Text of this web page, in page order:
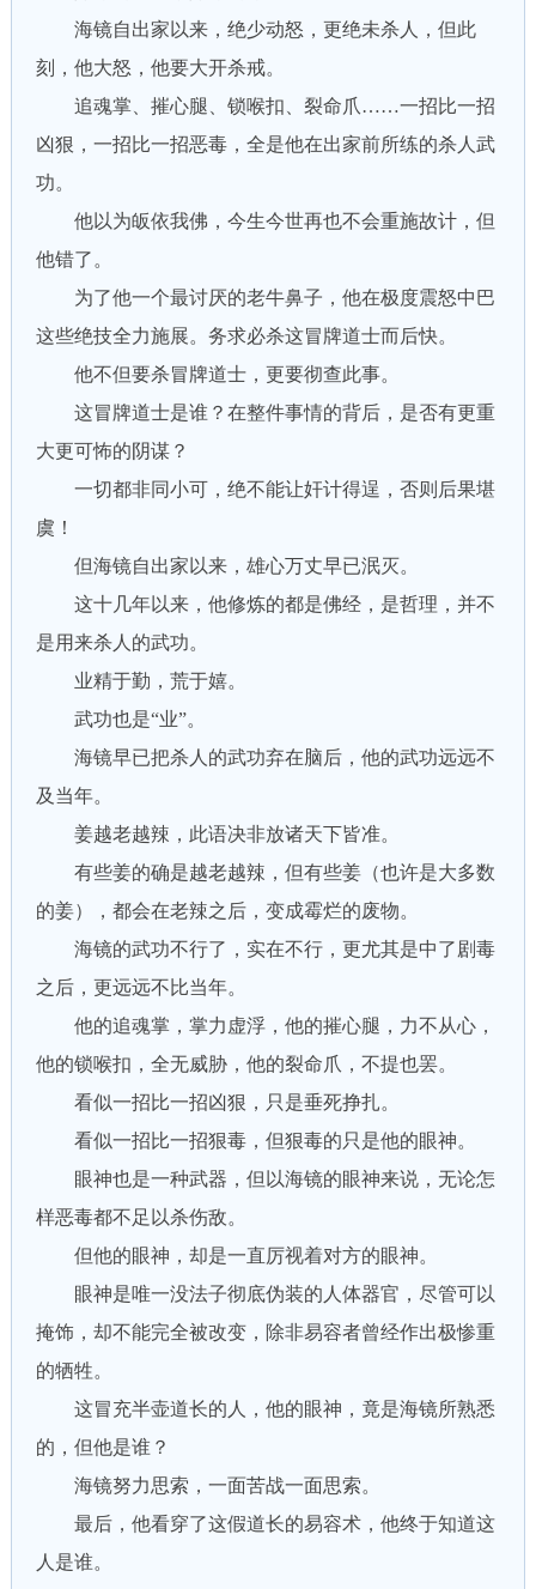
海镜自出家以来，绝少动怒，更绝未杀人，但此
刻，他大怒，他要大开杀戒。
追魂掌、摧心腿、锁喉扣、裂命爪……一招比一招
凶狠，一招比一招恶毒，全是他在出家前所练的杀人武
功。
他以为皈依我佛，今生今世再也不会重施故计，但
他错了。
为了他一个最讨厌的老牛鼻子，他在极度震怒中巴
这些绝技全力施展。务求必杀这冒牌道士而后快。
他不但要杀冒牌道士，更要彻查此事。
这冒牌道士是谁？在整件事情的背后，是否有更重
大更可怖的阴谋？
一切都非同小可，绝不能让奸计得逞，否则后果堪
虞！
但海镜自出家以来，雄心万丈早已泯灭。
这十几年以来，他修炼的都是佛经，是哲理，并不
是用来杀人的武功。
业精于勤，荒于嬉。
武功也是“业”。
海镜早已把杀人的武功弃在脑后，他的武功远远不
及当年。
姜越老越辣，此语决非放诸天下皆准。
有些姜的确是越老越辣，但有些姜（也许是大多数
的姜），都会在老辣之后，变成霉烂的废物。
海镜的武功不行了，实在不行，更尤其是中了剧毒
之后，更远远不比当年。
他的追魂掌，掌力虚浮，他的摧心腿，力不从心，
他的锁喉扣，全无威胁，他的裂命爪，不提也罢。
看似一招比一招凶狠，只是垂死挣扎。
看似一招比一招狠毒，但狠毒的只是他的眼神。
眼神也是一种武器，但以海镜的眼神来说，无论怎
样恶毒都不足以杀伤敌。
但他的眼神，却是一直厉视着对方的眼神。
眼神是唯一没法子彻底伪装的人体器官，尽管可以
掩饰，却不能完全被改变，除非易容者曾经作出极惨重
的牺牲。
这冒充半壶道长的人，他的眼神，竟是海镜所熟悉
的，但他是谁？
海镜努力思索，一面苦战一面思索。
最后，他看穿了这假道长的易容术，他终于知道这
人是谁。